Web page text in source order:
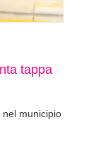
tappa
municipio